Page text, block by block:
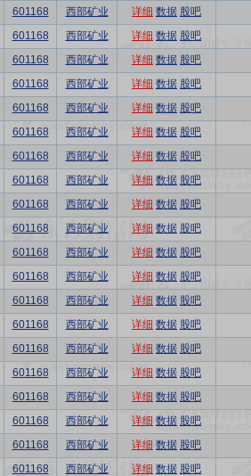
601168 西部矿业 详细 数据 股吧
601168 西部矿业 详细 数据 股吧
601168 西部矿业 详细 数据 股吧
601168 西部矿业 详细 数据 股吧
601168 西部矿业 详细 数据 股吧
601168 西部矿业 详细 数据 股吧
601168 西部矿业 详细 数据 股吧
601168 西部矿业 详细 数据 股吧
601168 西部矿业 详细 数据 股吧
601168 西部矿业 详细 数据 股吧
601168 西部矿业 详细 数据 股吧
601168 西部矿业 详细 数据 股吧
601168 西部矿业 详细 数据 股吧
601168 西部矿业 详细 数据 股吧
601168 西部矿业 详细 数据 股吧
601168 西部矿业 详细 数据 股吧
601168 西部矿业 详细 数据 股吧
601168 西部矿业 详细 数据 股吧
601168 西部矿业 详细 数据 股吧
601168 西部矿业 详细 数据 股吧